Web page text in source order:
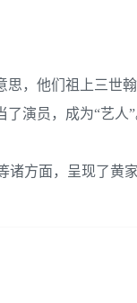
，他们祖上三世
演员，成为“艺人
方面，呈现了黄